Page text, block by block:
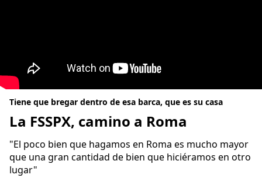
Tiene que bregar dentro de esa barca, que es su casa
La FSSPX, camino a Roma
"El poco bien que hagamos en Roma es mucho mayor
que una gran cantidad de bien que hiciéramos en otro
lugar"